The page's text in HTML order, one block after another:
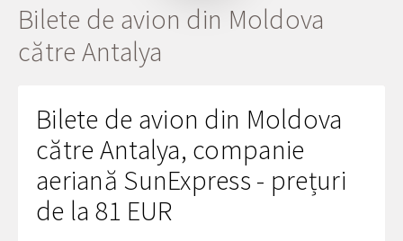
Plecare
1 + 0 + 0
Bilete de avion din Moldova
către Antalya
Bilete de avion din Moldova
către Antalya, companie
aeriană SunExpress - prețuri
de la 81 EUR